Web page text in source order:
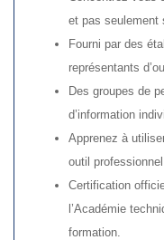
et pas seulement
Fourni par des
représentants
Des groupes de
d’information
Apprenez à
outil professionnel
Certification
l’Académie
formation.